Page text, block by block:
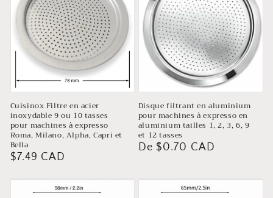
Cuisinox Filtre en acier
inoxydable 9 ou 10 tasses
pour machines à expresso
Roma, Milano, Alpha, Capri et
Bella
Prix
$7.49 CAD
Disque filtrant en aluminium
pour machines à expresso en
aluminium tailles 1, 2, 3, 6, 9
et 12 tasses
Prix
habituel
De $0.70 CAD